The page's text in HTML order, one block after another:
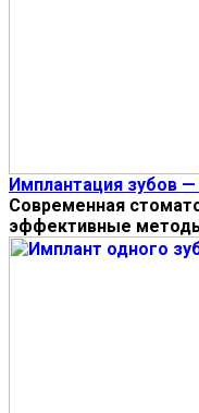
Имплантация зубов
Современная
эффективные